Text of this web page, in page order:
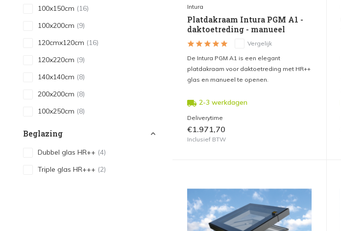
100x150cm (16)
100x200cm (9)
120cmx120cm (16)
120x220cm (9)
140x140cm (8)
200x200cm (8)
100x250cm (8)
Beglazing
Dubbel glas HR++ (4)
Triple glas HR+++ (2)
Intura
Platdakraam Intura PGM A1 -
daktoetreding - manueel
Vergelijk
De Intura PGM A1 is een elegant
platdakraam voor daktoetreding met HR++
glas en manueel te openen.
2-3 werkdagen
Deliverytime
€1.971,70
Inclusief BTW